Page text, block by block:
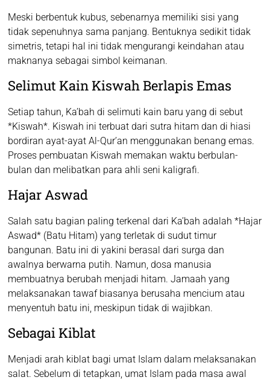
Meski berbentuk kubus, sebenarnya memiliki sisi yang
tidak sepenuhnya sama panjang. Bentuknya sedikit tidak
simetris, tetapi hal ini tidak mengurangi keindahan atau
maknanya sebagai simbol keimanan.
Selimut Kain Kiswah Berlapis Emas
Setiap tahun, Ka’bah di selimuti kain baru yang di sebut
*Kiswah*. Kiswah ini terbuat dari sutra hitam dan di hiasi
bordiran ayat-ayat Al-Qur’an menggunakan benang emas.
Proses pembuatan Kiswah memakan waktu berbulan-
bulan dan melibatkan para ahli seni kaligrafi.
Hajar Aswad
Salah satu bagian paling terkenal dari Ka’bah adalah *Hajar
Aswad* (Batu Hitam) yang terletak di sudut timur
bangunan. Batu ini di yakini berasal dari surga dan
awalnya berwarna putih. Namun, dosa manusia
membuatnya berubah menjadi hitam. Jamaah yang
melaksanakan tawaf biasanya berusaha mencium atau
menyentuh batu ini, meskipun tidak di wajibkan.
Sebagai Kiblat
Menjadi arah kiblat bagi umat Islam dalam melaksanakan
salat. Sebelum di tetapkan, umat Islam pada masa awal